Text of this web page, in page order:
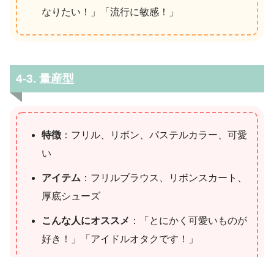
なりたい！」「流行に敏感！」
4-3. 量産型
特徴 ：フリル、リボン、パステルカラー、可愛
い
アイテム ：フリルブラウス、リボンスカート、
厚底シューズ
こんな人にオススメ ：「とにかく可愛いものが
好き！」「アイドルオタクです！」